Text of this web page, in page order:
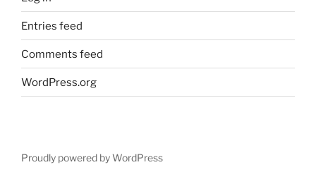
Entries feed
Comments feed
WordPress.org
Proudly powered by WordPress